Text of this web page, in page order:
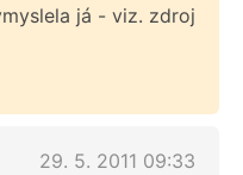
já - viz. zdroj
29. 5. 2011 09:33